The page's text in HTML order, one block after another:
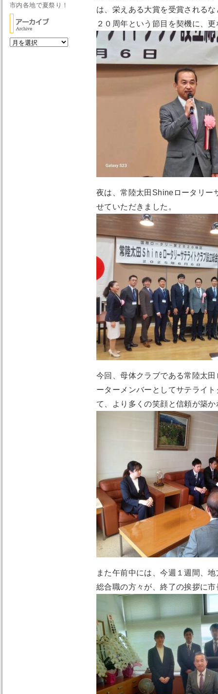
は、栄えある大賞を受賞される
２０周年という節目を契機に、
夜は、常陸太田Shineロータリー
せていただきました。
今回、母体クラブである常陸太
ーターメンバーとしてサテライ
て、より多くの笑顔と信頼が築
また午前中には、今週１週間、
総合職の方々が、終了の挨拶に
市内各地で夏祭り！